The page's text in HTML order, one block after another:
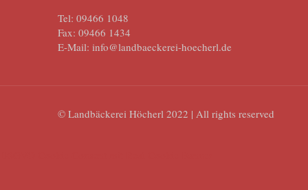
Tel: 09466 1048
Fax: 09466 1434
E-Mail: info@landbaeckerei-hoecherl.de
© Landbäckerei Höcherl 2022 | All rights reserved